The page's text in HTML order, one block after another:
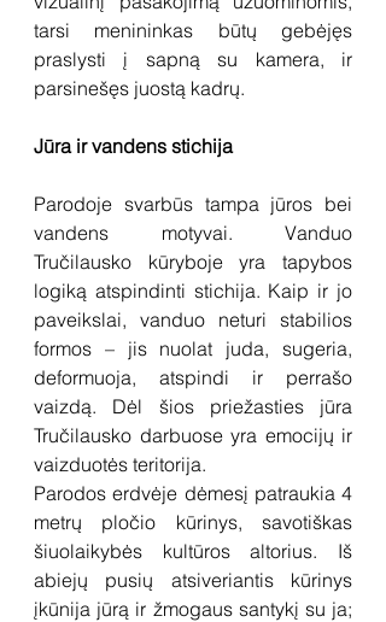
tarsi menininkas būtų gebėjęs
praslysti į sapną su kamera, ir
parsinešęs juostą kadrų.
Jūra ir vandens stichija
Parodoje svarbūs tampa jūros bei
vandens motyvai. Vanduo
Tručilausko kūryboje yra tapybos
logiką atspindinti stichija. Kaip ir jo
paveikslai, vanduo neturi stabilios
formos – jis nuolat juda, sugeria,
deformuoja, atspindi ir perrašo
vaizdą. Dėl šios priežasties jūra
Tručilausko darbuose yra emocijų ir
vaizduotės teritorija.
Parodos erdvėje dėmesį patraukia 4
metrų pločio kūrinys, savotiškas
šiuolaikybės kultūros altorius. Iš
abiejų pusių atsiveriantis kūrinys
įkūnija jūrą ir žmogaus santykį su ja;